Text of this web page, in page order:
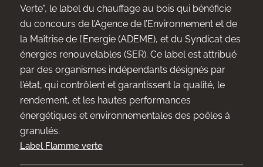
Verte", le label du chauffage au bois qui bénéficie
du concours de l’Agence de l’Environnement et de
la Maîtrise de l’Energie (ADEME), et du Syndicat des
énergies renouvelables (SER). Ce label est attribué
par des organismes indépendants désignés par
l'état, qui contrôlent et garantissent la qualité, le
rendement, et les hautes performances
énergétiques et environnementales des poêles à
granulés.
Label Flamme verte